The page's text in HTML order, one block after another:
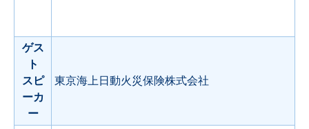
ゲス
ト
スピ
ーカ
ー
東京海上日動火災保険株式会社